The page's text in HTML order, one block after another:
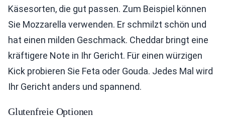
Käsesorten, die gut passen. Zum Beispiel können
Sie Mozzarella verwenden. Er schmilzt schön und
hat einen milden Geschmack. Cheddar bringt eine
kräftigere Note in Ihr Gericht. Für einen würzigen
Kick probieren Sie Feta oder Gouda. Jedes Mal wird
Ihr Gericht anders und spannend.
Glutenfreie Optionen